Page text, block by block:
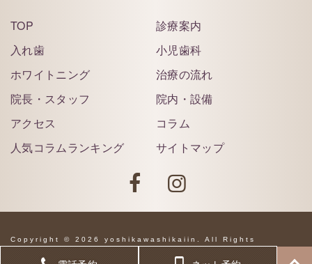
TOP
診療案内
入れ歯
小児歯科
ホワイトニング
治療の流れ
院長・スタッフ
院内・設備
アクセス
コラム
人気コラムランキング
サイトマップ
Copyright © 2026 yoshikawashikaiin. All Rights